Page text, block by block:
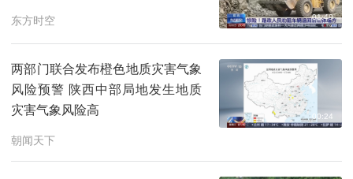
东方时空 01:49
两部门联合发布橙色地质灾害气象
风险预警 陕西中部局地发生地质
灾害气象风险高
朝闻天下
00:24